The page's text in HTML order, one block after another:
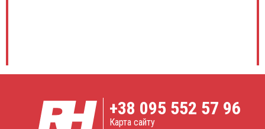
+38 095 552 57 96
Карта сайту